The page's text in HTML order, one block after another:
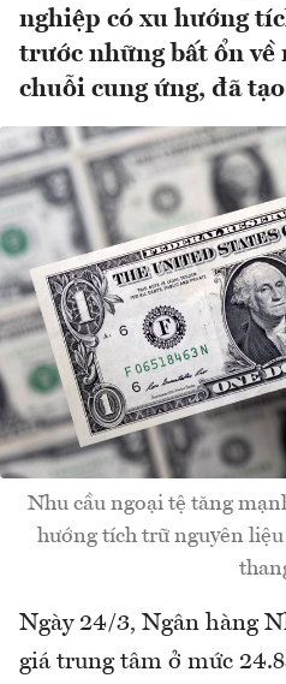
nghiệp có xu hướng
trước những bất ổn về
chuỗi cung ứng, đã
Nhu cầu ngoại tệ tăng
hướng tích trữ nguyên
Ngày 24/3, Ngân hàng
giá trung tâm ở mức